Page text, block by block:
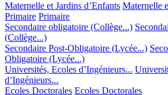
Maternelle et Jardins d’Enfants Maternelle
Primaire Primaire
Secondaire obligatoire (Collège...)
(Collège...)
Secondaire Post-Obligatoire (Lycée...)
Obligatoire (Lycée...)
Universités, Ecoles d’Ingénieurs...
d’Ingénieurs...
Ecoles Doctorales Ecoles Doctorales